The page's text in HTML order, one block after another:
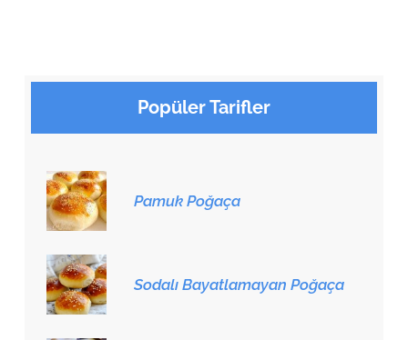
Popüler Tarifler
Pamuk Poğaça
Sodalı Bayatlamayan Poğaça